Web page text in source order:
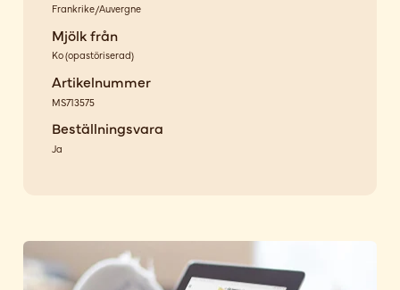
Frankrike/Auvergne
Mjölk från
Ko(opastöriserad)
Artikelnummer
MS713575
Beställningsvara
Ja